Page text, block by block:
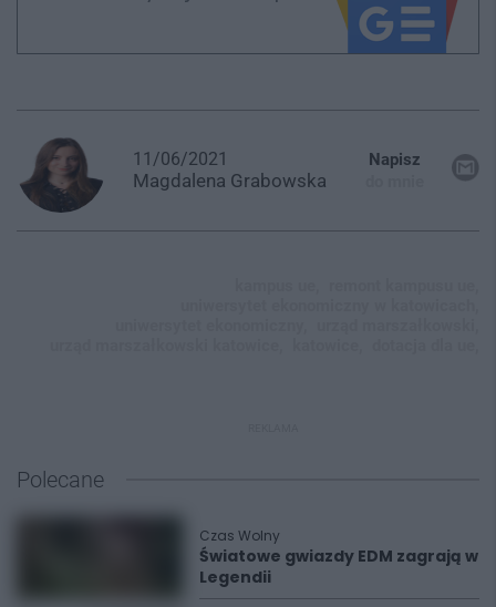
11/06/2021
Magdalena Grabowska
Napisz
Polecane
Czas Wolny
Światowe gwiazdy EDM zagrają w
Legendii